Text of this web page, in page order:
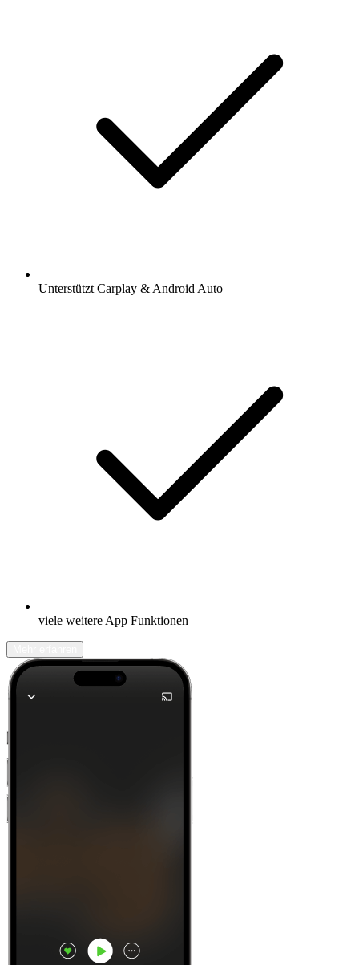
Unterstützt Carplay & Android Auto
viele weitere App Funktionen